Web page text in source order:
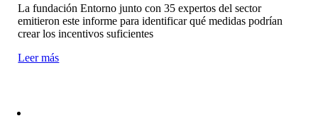
La fundación Entorno junto con 35 expertos del sector
emitieron este informe para identificar qué medidas podrían
crear los incentivos suficientes
Leer más